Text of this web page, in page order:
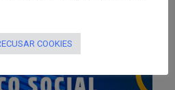
COOKIES